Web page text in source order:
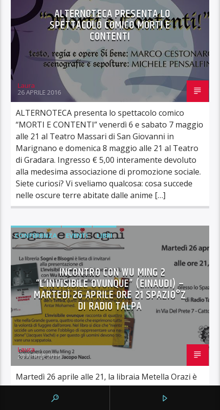
ALTERNOTECA PRESENTA LO
SPETTACOLO COMICO MORTI E
CONTENTI
Laura
26 APRILE 2016
ALTERNOTECA presenta lo spettacolo comico
“MORTI E CONTENTI” venerdì 6 e sabato 7 maggio
alle 21 al Teatro Massari di San Giovanni in
Marignano e domenica 8 maggio alle 21 al Teatro
di Gradara. Ingresso € 5,00 interamente devoluto
alla medesima associazione di promozione sociale.
Siete curiosi? Vi sveliamo qualcosa: cosa succede
nelle oscure terre abitate dalle anime […]
CONFERENZA EVENTI LIBRI
INCONTRO CON WU MING 2
“L’INVISIBILE OVUNQUE” (EINAUDI) –
MARTEDÌ 26 APRILE ORE 21 SPAZIO°Z
DI RADIO TALPA
Laura
20 APRILE 2016
Martedì 26 aprile alle 21, la libraia Metella Orazi è
orgogliosa di avere ospite ai microfoni di Radio
Talpa, in diretta web e davanti al pubblico dello